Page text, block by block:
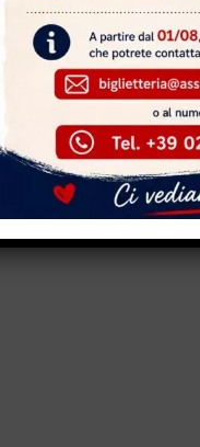
quartiere Borgo
sezione dedicata al
in
tra i vincitori